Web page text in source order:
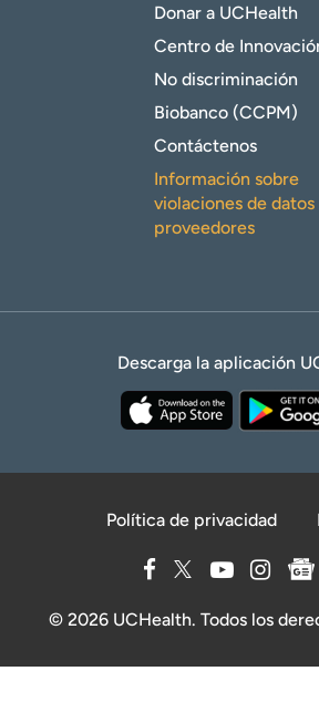
Donar a UCHealth
Centro de
No discriminación
Biobanco (CCPM)
Contáctenos
Información sobre
violaciones de datos
proveedores
Descarga la aplicación
Política de privacidad
© 2026 UCHealth. Todos los